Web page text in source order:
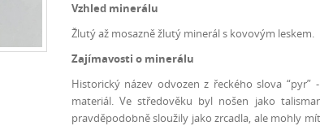
Vzhled minerálu
Žlutý až mosazně žlutý minerál s kovovým leskem.
Zajímavosti o minerálu
Historický název odvozen z řeckého slova
materiál. Ve středověku byl nošen jako
pravděpodobně sloužily jako zrcadla, ale mohly